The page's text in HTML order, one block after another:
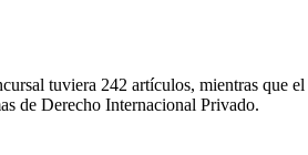
tuviera 242 artículos, mientras que
de Derecho Internacional Privado.